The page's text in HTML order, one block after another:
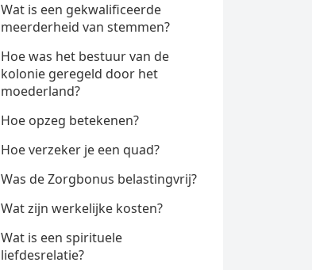
Wat is een gekwalificeerde
meerderheid van stemmen?
Hoe was het bestuur van de
kolonie geregeld door het
moederland?
Hoe opzeg betekenen?
Hoe verzeker je een quad?
Was de Zorgbonus belastingvrij?
Wat zijn werkelijke kosten?
Wat is een spirituele
liefdesrelatie?